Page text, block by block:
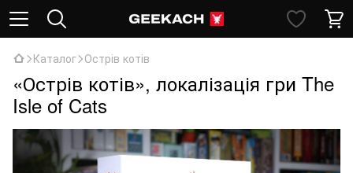
Каталог Острів котів
«Острів котів», локалізація гри The
Isle of Cats